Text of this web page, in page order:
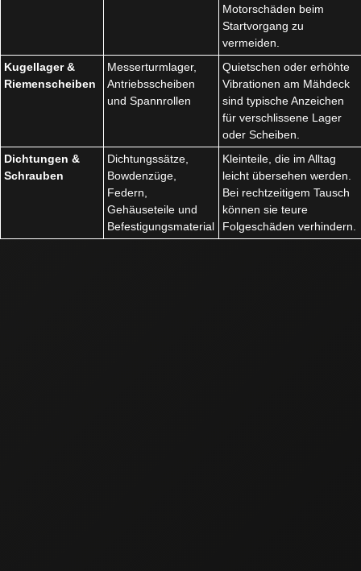
Motorschäden beim
Startvorgang zu
vermeiden.
Kugellager &
Riemenscheiben
Messerturmlager,
Antriebsscheiben
und Spannrollen
Quietschen oder erhöhte
Vibrationen am Mähdeck
sind typische Anzeichen
für verschlissene Lager
oder Scheiben.
Dichtungen &
Schrauben
Dichtungssätze,
Bowdenzüge,
Federn,
Gehäuseteile und
Befestigungsmaterial
Kleinteile, die im Alltag
leicht übersehen werden.
Bei rechtzeitigem Tausch
können sie teure
Folgeschäden verhindern.